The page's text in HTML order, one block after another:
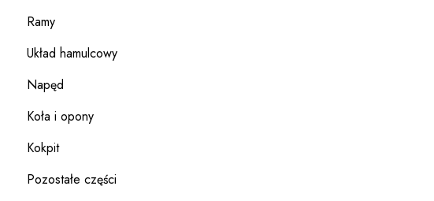
Ramy
Układ hamulcowy
Napęd
Koła i opony
Kokpit
Pozostałe części